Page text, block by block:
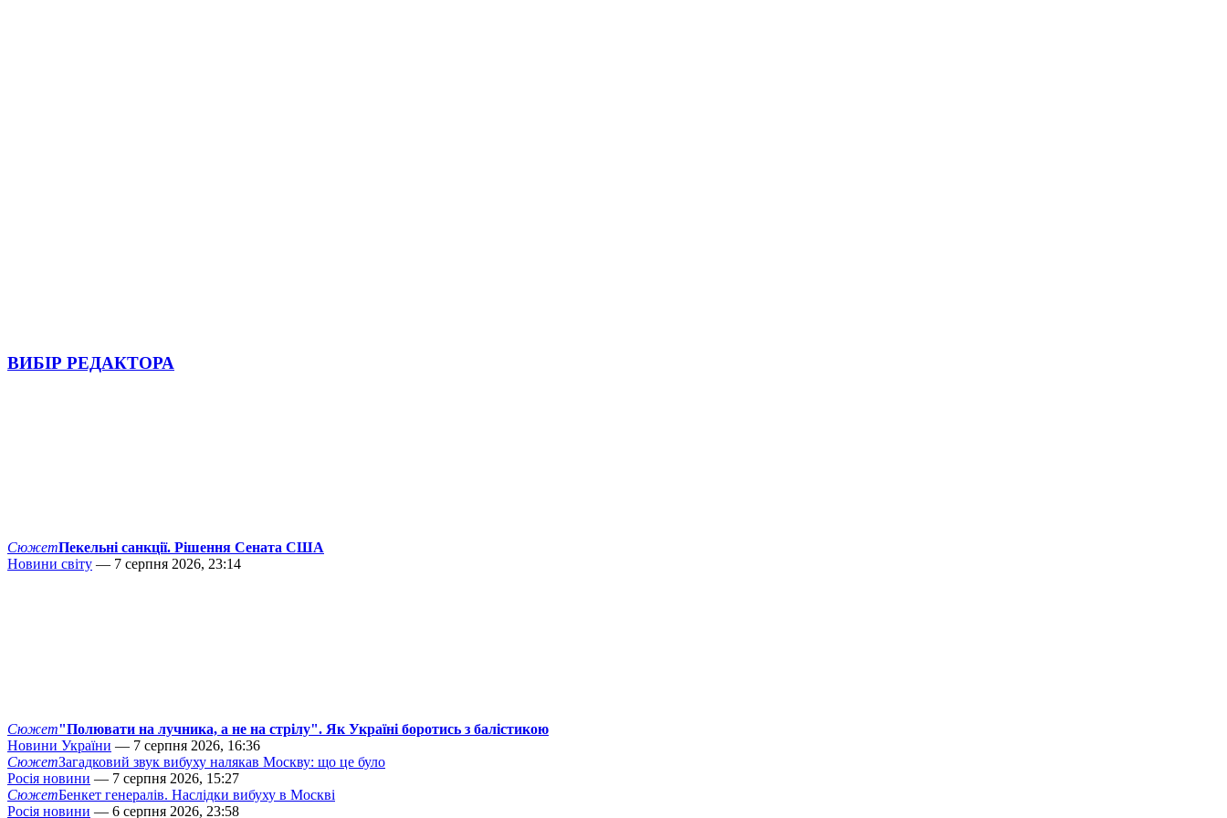
ВИБІР РЕДАКТОРА
СюжетПекельні санкції. Рішення Сената США
Новини світу — 7 серпня 2026, 23:14
Сюжет"Полювати на лучника, а не на стрілу". Як Україні боротись з балістикою
Новини України — 7 серпня 2026, 16:36
СюжетЗагадковий звук вибуху налякав Москву: що це було
Росія новини — 7 серпня 2026, 15:27
СюжетБенкет генералів. Наслідки вибуху в Москві
Росія новини — 6 серпня 2026, 23:58